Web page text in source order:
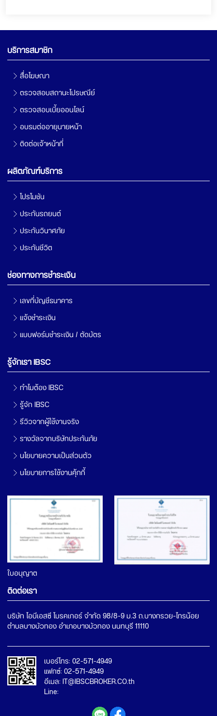
บริการสมาชิก
สื่อโฆษณา
ตรวจสอบสถานะไปรษณีย์
ตรวจสอบเบี้ยออนไลน์
อบรมต่ออายุนายหน้า
ติดต่อเจ้าหน้าที่
ผลิตภัณฑ์บริการ
โปรโมชัน
ประกันรถยนต์
ประกันวินาศภัย
ประกันชีวิต
ช่องทางการชำระเงิน
เลขที่บัญชีธนาคาร
แจ้งชำระเงิน
แบบฟอร์มชำระเงิน / ตัดบัตร
รู้จักเรา IBSC
ทำไมต้อง IBSC
รู้จัก IBSC
รีวิวจากผู้ใช้งานจริง
รางวัลจากบริษัทประกันภัย
นโยบายความเป็นส่วนตัว
นโยบายการใช้งานคุ้กกี้
ใบอนุญาต
ติดต่อเรา
บริษัท ไอบีเอสซี โบรคเกอร์ จำกัด 98/8-9 ม.3 ถ.บางกรวย-ไทรน้อย
เบอร์โทร: 02-571-4949
แฟกซ์: 02-571-4949
อีเมล: IT@IBSCBROKER.CO.th
Line: